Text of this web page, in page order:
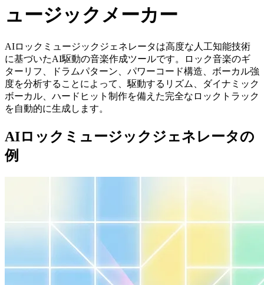
ュージックメーカー
AIロックミュージックジェネレータは高度な人工知能技術
に基づいたAI駆動の音楽作成ツールです。ロック音楽のギ
ターリフ、ドラムパターン、パワーコード構造、ボーカル強
度を分析することによって、駆動するリズム、ダイナミック
ボーカル、ハードヒット制作を備えた完全なロックトラック
を自動的に生成します。
AIロックミュージックジェネレータの
例